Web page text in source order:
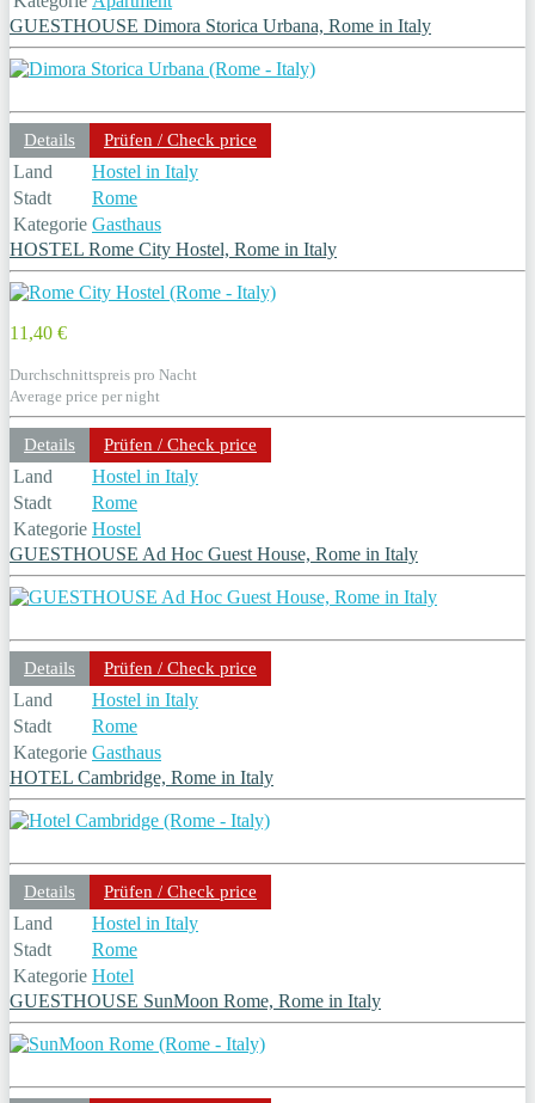
GUESTHOUSE Dimora Storica Urbana, Rome in Italy
Details Prüfen / Check price
Land
Hostel in Italy
Stadt
Rome
Kategorie Gasthaus
HOSTEL Rome City Hostel, Rome in Italy
11,40 €
Durchschnittspreis pro Nacht
Average price per night
Details Prüfen / Check price
Land
Hostel in Italy
Stadt
Rome
Kategorie Hostel
GUESTHOUSE Ad Hoc Guest House, Rome in Italy
Details Prüfen / Check price
Land
Hostel in Italy
Stadt
Rome
Kategorie Gasthaus
HOTEL Cambridge, Rome in Italy
Details Prüfen / Check price
Land
Hostel in Italy
Stadt
Rome
Kategorie Hotel
GUESTHOUSE SunMoon Rome, Rome in Italy